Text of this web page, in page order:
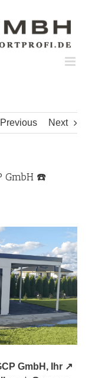
Previous Next
GmbH ☎️
GmbH, Ihr ↗️